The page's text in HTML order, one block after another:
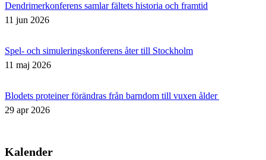
Dendrimerkonferens samlar fältets historia och framtid
11 jun 2026
Spel- och simuleringskonferens åter till Stockholm
11 maj 2026
Blodets proteiner förändras från barndom till vuxen ålder
29 apr 2026
Kalender